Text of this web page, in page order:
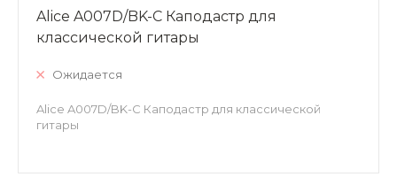
Alice A007D/BK-C Каподастр для
классической гитары
Ожидается
Alice A007D/BK-C Каподастр для классической
гитары